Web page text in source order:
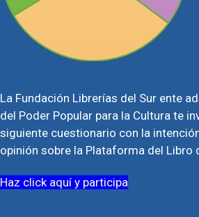
La Fundación Librerías del Sur ente
del Poder Popular para la Cultura te
siguiente cuestionario con la
opinión sobre la Plataforma del Libro
Haz click aquí y participa